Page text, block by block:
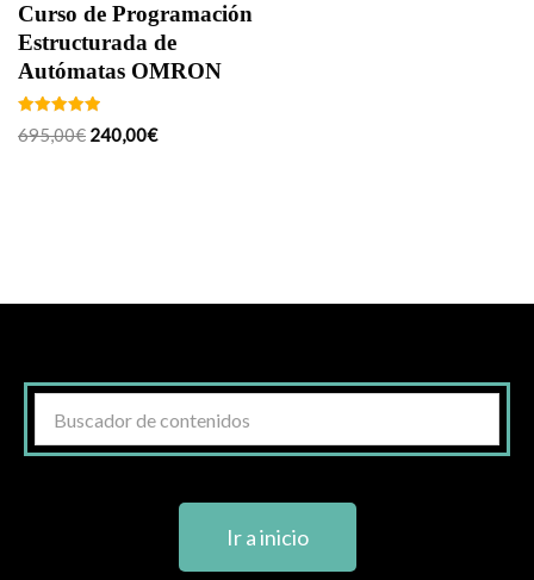
Curso de Programación
Estructurada de
Autómatas OMRON
Valorado
con
695,00€ 240,00€
Ir a inicio